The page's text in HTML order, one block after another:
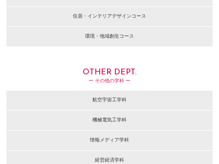
住居・インテリアデザインコース
環境・地域創生コース
OTHER DEPT.
ー その他の学科 ー
航空宇宙工学科
機械電気工学科
情報メディア学科
経営経済学科